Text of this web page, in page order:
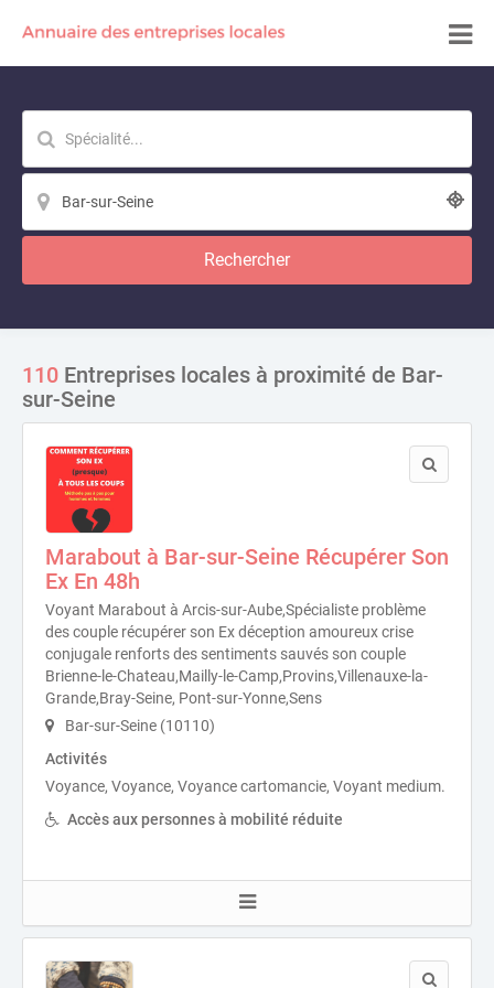
Rechercher
110 Entreprises locales à proximité de Bar-
sur-Seine
Marabout à Bar-sur-Seine Récupérer Son
Ex En 48h
Voyant Marabout à Arcis-sur-Aube,Spécialiste problème
des couple récupérer son Ex déception amoureux crise
conjugale renforts des sentiments sauvés son couple
Brienne-le-Chateau,Mailly-le-Camp,Provins,Villenauxe-la-
Grande,Bray-Seine, Pont-sur-Yonne,Sens
Bar-sur-Seine (10110)
Activités
Voyance, Voyance, Voyance cartomancie, Voyant medium.
Accès aux personnes à mobilité réduite